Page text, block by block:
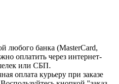
любого банка (MasterCard,
оплатить через интернет-
или СБП.
оплата курьеру при заказе